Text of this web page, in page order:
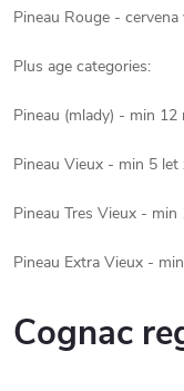
Pineau Rouge -
Plus age categories:
Pineau (mlady) - min 12
Pineau Vieux - min 5 let
Pineau Tres Vieux - min
Pineau Extra Vieux -
Cognac